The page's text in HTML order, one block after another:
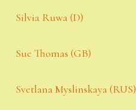
Silvia Ruwa (D)
Sue Thomas (GB)
Svetlana Myslinskaya (RUS)